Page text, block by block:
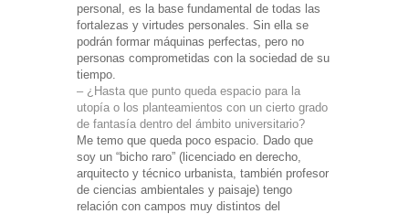
personal, es la base fundamental de todas las
fortalezas y virtudes personales. Sin ella se
podrán formar máquinas perfectas, pero no
personas comprometidas con la sociedad de su
tiempo.
– ¿Hasta que punto queda espacio para la
utopía o los planteamientos con un cierto grado
de fantasía dentro del ámbito universitario?
Me temo que queda poco espacio. Dado que
soy un “bicho raro” (licenciado en derecho,
arquitecto y técnico urbanista, también profesor
de ciencias ambientales y paisaje) tengo
relación con campos muy distintos del